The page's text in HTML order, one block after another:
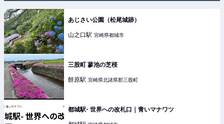
あじさい公園（松尾城跡）
山之口駅 宮崎県都城市
三股町 蓼池の芝桜
餅原駅 宮崎県北諸県郡三股町
都城駅- 世界への改札口｜青いマナワツ